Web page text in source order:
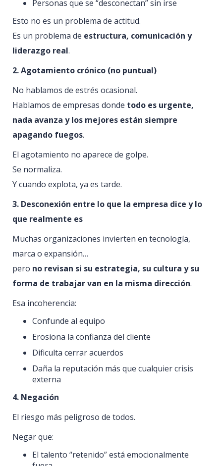
Personas que se “desconectan” sin irse
Esto no es un problema de actitud.
Es un problema de estructura, comunicación y
liderazgo real.
2. Agotamiento crónico (no puntual)
No hablamos de estrés ocasional.
Hablamos de empresas donde todo es urgente,
nada avanza y los mejores están siempre
apagando fuegos.
El agotamiento no aparece de golpe.
Se normaliza.
Y cuando explota, ya es tarde.
3. Desconexión entre lo que la empresa dice y lo
que realmente es
Muchas organizaciones invierten en tecnología,
marca o expansión…
pero no revisan si su estrategia, su cultura y su
forma de trabajar van en la misma dirección.
Esa incoherencia:
Confunde al equipo
Erosiona la confianza del cliente
Dificulta cerrar acuerdos
Daña la reputación más que cualquier crisis
externa
4. Negación
El riesgo más peligroso de todos.
Negar que:
El talento “retenido” está emocionalmente